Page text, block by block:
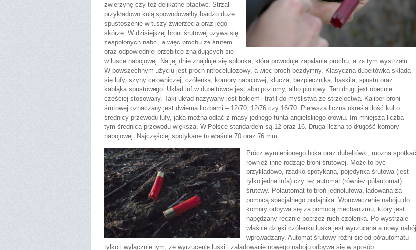
zwierzynę czy też delikatne ptactwo. Strzał
przykładowo kulą spowodowałby bardzo duże
spustoszenie w tuszy zwierzęcia oraz jego
skórze. W dzisiejszej broni śrutowej używa się
zespolonych naboi, a więc prochu ze śrutem
oraz odpowiedniej przebitce znajdujących się
w łusce nabojowej. Na jej dnie znajduje się spłonka, która powoduje zapalanie prochu, a za tym wystrzału.
W powszechnym użyciu jest proch nitrocelulozowy, a więc proch bezdymny. Klasyczna dubeltówka składa
się lufy, szyny celowniczej, czółenka, komory nabojowej, klucza, bezpiecznika, baskila, spustu oraz
kabłąka spustowego. Układ luf w dubeltówce jest albo poziomy, albo pionowy. Ten drugi jest obecnie
częściej stosowany. Taki układ nazywany jest bokiem i trafił do myślistwa ze strzelectwa. Kaliber broni
śrutowej oznaczany jest dwiema liczbami – 12/70, 12/76 czy 16/70. Pierwsza liczna określa ilość kul o
średnicy przewodu lufy, jaką można odlać z masy jednego funta angielskiego ołowiu. Im mniejsza liczba
tym średnica przewodu większa. W Polsce standardem są 12 oraz 16. Druga liczna to długość komory
nabojowej. Najczęściej spotykane to właśnie 70 oraz 76 mm.
Prócz wymienionego boka oraz dubeltówki, można spotkać
również inne rodzaje broni śrutowej. Może to być
przykładowo, rzadko spotykana, pojedynka śrutowa (jest
tylko jedna lufa) czy też automat (również półautomat)
śrutowy. Półautomat to broń jednolufowa, ładowana za
pomocą specjalnego podajnika. Wprowadzenie naboju do
komory odbywa się za pomocą mechanizmu, który jest
napędzany ręcznie poprzez ruch czółenka. Po wystrzale
właśnie dzięki czółenku łuska jest wyrzucana a nowy nabój
wprowadzany. Automat śrutowy różni się od półautomatu
tylko i wyłącznie tym, że wyrzucenie łuski i załadowanie nowego naboju odbywa się w sposób